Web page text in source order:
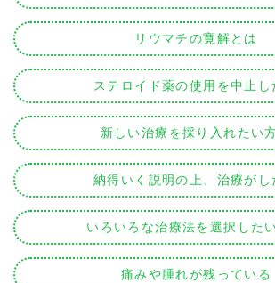
リウマチの寛解とは
ステロイド薬の使用を中止し
新しい治療を採り入れたい
納得いく説明の上、治療がし
いろいろな治療法を選択した
痛みや腫れが残っている